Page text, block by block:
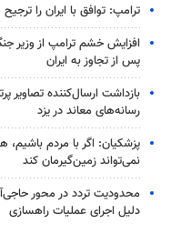
ترامپ: توافق با ایران را
افزایش خشم ترامپ از وزیر
پس از تجاوز به ایران
بازداشت ارسال‌کننده تصاویر
رسانه‌های معاند در یزد
پزشکیان: اگر با مردم باشیم،
نمی‌تواند زمین‌گیرمان کند
محدودیت تردد در محور
دلیل اجرای عملیات راهسازی